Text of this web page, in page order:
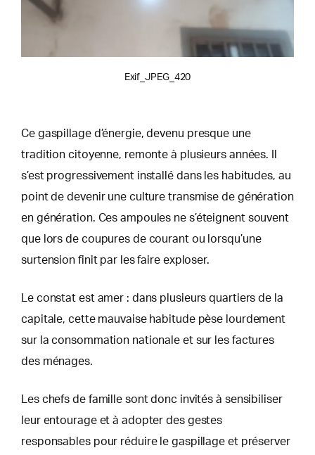
Exif_JPEG_420
Ce gaspillage d’énergie, devenu presque une
tradition citoyenne, remonte à plusieurs années. Il
s’est progressivement installé dans les habitudes, au
point de devenir une culture transmise de génération
en génération. Ces ampoules ne s’éteignent souvent
que lors de coupures de courant ou lorsqu’une
surtension finit par les faire exploser.
Le constat est amer : dans plusieurs quartiers de la
capitale, cette mauvaise habitude pèse lourdement
sur la consommation nationale et sur les factures
des ménages.
Les chefs de famille sont donc invités à sensibiliser
leur entourage et à adopter des gestes
responsables pour réduire le gaspillage et préserver